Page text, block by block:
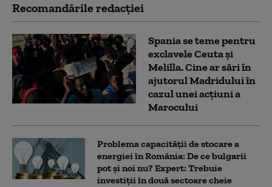
Recomandările redacţiei
Spania se teme pentru
exclavele Ceuta și
Melilla. Cine ar sări în
ajutorul Madridului în
cazul unei acțiuni a
Marocului
Problema capacității de stocare a
energiei în România: De ce bulgarii
pot și noi nu? Expert: Trebuie
investiții în două sectoare cheie